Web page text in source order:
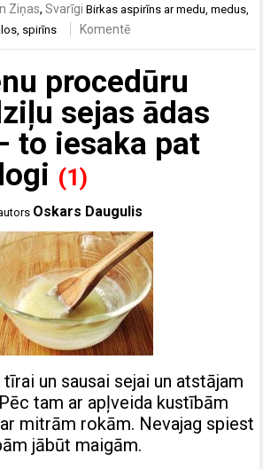
Ziņas,Svarīgi Birkasaspirīns ar medu ,medus
spirīns Komentē
procedūru
sejas ādas
to iesaka pat
(1)
Oskars Daugulis
un sausai sejai un atstājam
tam ar apļveida kustībām
mitrām rokām. Nevajag spiest
jābūt maigām.